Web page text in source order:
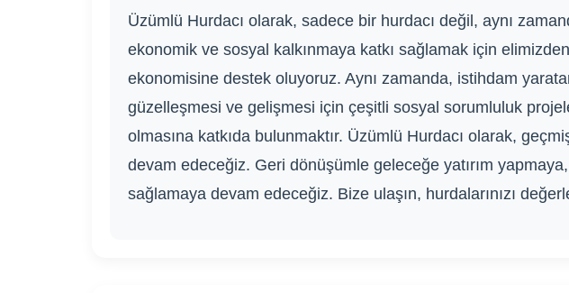
Üzümlü Hurdacı olarak, sadece bir hurdacı değil, aynı
ekonomik ve sosyal kalkınmaya katkı sağlamak için
ekonomisine destek oluyoruz. Aynı zamanda, istihdam
güzelleşmesi ve gelişmesi için çeşitli sosyal sorumluluk
olmasına katkıda bulunmaktır. Üzümlü Hurdacı olarak,
devam edeceğiz. Geri dönüşümle geleceğe yatırım
sağlamaya devam edeceğiz. Bize ulaşın, hurdalarınızı